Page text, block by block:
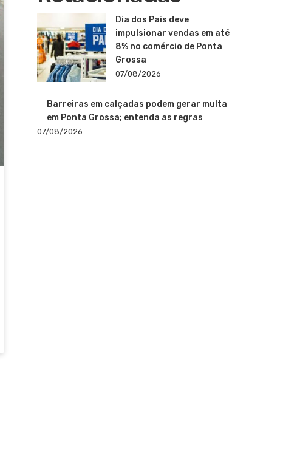
Dia dos Pais deve
impulsionar vendas em até
8% no comércio de Ponta
Grossa
07/08/2026
Barreiras em calçadas podem gerar multa
em Ponta Grossa; entenda as regras
07/08/2026